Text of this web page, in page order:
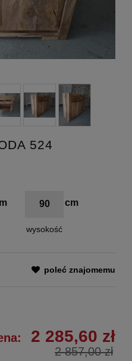
524
90
wysokość
poleć znajomemu
2 285,60 zł
2 857,00 zł